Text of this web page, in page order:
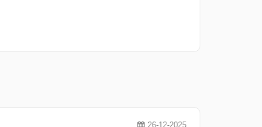
26-12-2025